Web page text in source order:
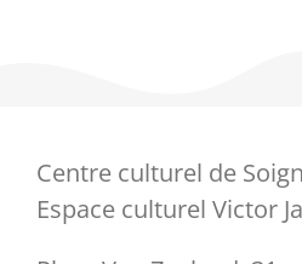
Centre culturel de
Espace culturel Victor